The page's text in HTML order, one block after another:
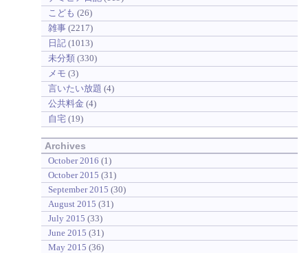
こども (26)
雑事(2217)
日記(1013)
未分類(330)
メモ (3)
言いたい放題 (4)
公共料金 (4)
自宅 (19)
Archives
October 2016 (1)
October 2015 (31)
September 2015 (30)
August 2015 (31)
July 2015 (33)
June 2015 (31)
May 2015 (36)